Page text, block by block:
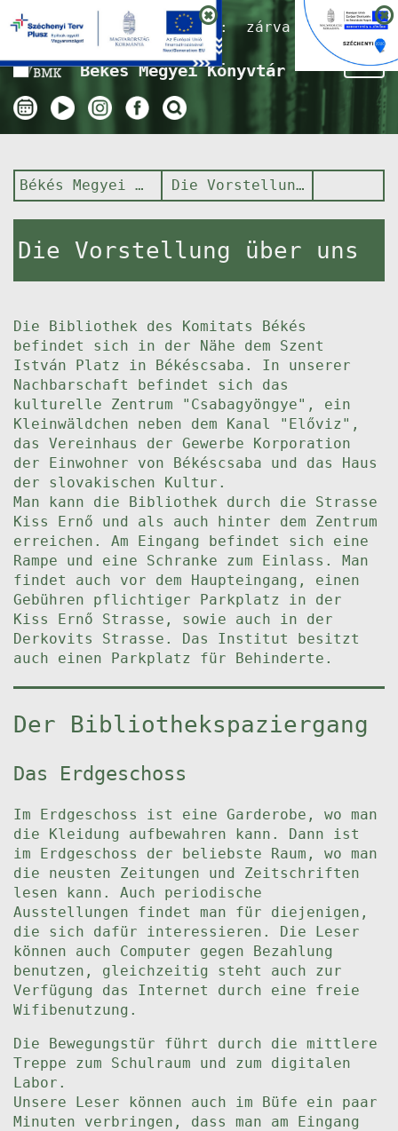
Nyitvatartás ma:zárva
Békés Megyei Könyvtár
Békés Megyei Könyvtár Die Vorstellung über uns
Die Vorstellung über uns
Die Bibliothek des Komitats Békés
befindet sich in der Nähe dem Szent
István Platz in Békéscsaba. In unserer
Nachbarschaft befindet sich das
kulturelle Zentrum "Csabagyöngye", ein
Kleinwäldchen neben dem Kanal "Előviz",
das Vereinhaus der Gewerbe Korporation
der Einwohner von Békéscsaba und das Haus
der slovakischen Kultur.
Man kann die Bibliothek durch die Strasse
Kiss Ernő und als auch hinter dem Zentrum
erreichen. Am Eingang befindet sich eine
Rampe und eine Schranke zum Einlass. Man
findet auch vor dem Haupteingang, einen
Gebühren pflichtiger Parkplatz in der
Kiss Ernő Strasse, sowie auch in der
Derkovits Strasse. Das Institut besitzt
auch einen Parkplatz für Behinderte.
Der Bibliothekspaziergang
Das Erdgeschoss
Im Erdgeschoss ist eine Garderobe, wo man
die Kleidung aufbewahren kann. Dann ist
im Erdgeschoss der beliebste Raum, wo man
die neusten Zeitungen und Zeitschriften
lesen kann. Auch periodische
Ausstellungen findet man für diejenigen,
die sich dafür interessieren. Die Leser
können auch Computer gegen Bezahlung
benutzen, gleichzeitig steht auch zur
Verfügung das Internet durch eine freie
Wifibenutzung.
Die Bewegungstür führt durch die mittlere
Treppe zum Schulraum und zum digitalen
Labor.
Unsere Leser können auch im Büfe ein paar
Minuten verbringen, dass man am Eingang